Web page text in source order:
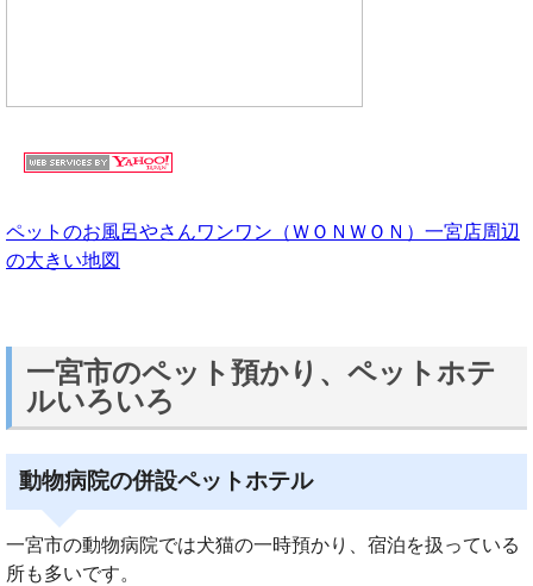
ペットのお風呂やさんワンワン（ＷＯＮＷＯＮ）一宮店周辺
の大きい地図
一宮市のペット預かり、ペットホテ
ルいろいろ
動物病院の併設ペットホテル
一宮市の動物病院では犬猫の一時預かり、宿泊を扱っている
所も多いです。